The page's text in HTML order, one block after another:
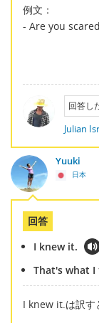
例文：
- Are you
回答し
Julian
Yuuki
日本
回答
I knew it.
That's what
I knew it.は訳す